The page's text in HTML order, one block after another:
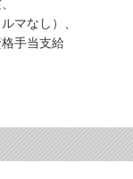
マなし）、
手当支給